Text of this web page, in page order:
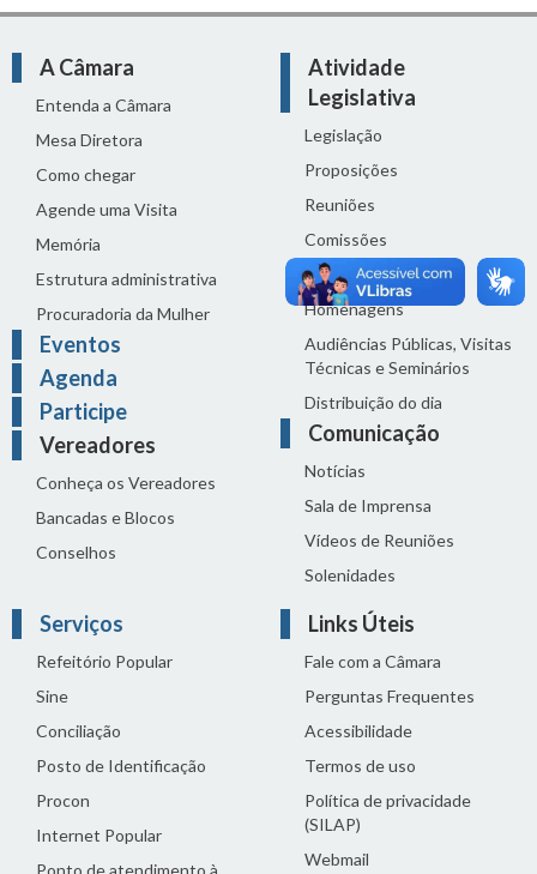
A Câmara
Entenda a Câmara
Mesa Diretora
Como chegar
Agende uma Visita
Memória
Estrutura administrativa
Procuradoria da Mulher
Eventos
Agenda
Participe
Vereadores
Conheça os Vereadores
Bancadas e Blocos
Conselhos
Atividade
Legislativa
Legislação
Proposições
Reuniões
Comissões
Ciclo Orçamentário
Homenagens
Audiências Públicas, Visitas
Técnicas e Seminários
Distribuição do dia
Comunicação
Notícias
Sala de Imprensa
Vídeos de Reuniões
Solenidades
Serviços
Refeitório Popular
Sine
Conciliação
Posto de Identificação
Procon
Internet Popular
Ponto de atendimento à
Links Úteis
Fale com a Câmara
Perguntas Frequentes
Acessibilidade
Termos de uso
Política de privacidade
(SILAP)
Webmail